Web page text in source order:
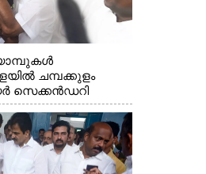
ചമ്പക്കുളം
സെക്കൻഡറി
എ.ഐ.സി.സി
കെ.സി
കുരുന്നിനെ
സഹകരണ-
എം. ലിജു,